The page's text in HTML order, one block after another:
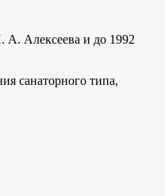
А. Алексеева и до 1992
санаторного типа,